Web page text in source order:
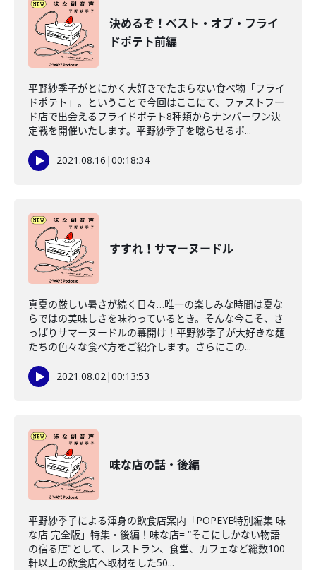
決めるぞ！ベスト・オブ・フライ
ドポテト前編
平野紗季子がとにかく大好きでたまらない食べ物「フライ
ドポテト」。ということで今回はここにて、ファストフー
ド店で出会えるフライドポテト8種類からナンバーワン決
定戦を開催いたします。平野紗季子を唸らせるポ...
2021.08.16 |00:18:34
すすれ！サマーヌードル
真夏の厳しい暑さが続く日々…唯一の楽しみな時間は夏な
らではの美味しさを味わっているとき。そんな今こそ、さ
っぱりサマーヌードルの幕開け！平野紗季子が大好きな麺
たちの色々な食べ方をご紹介します。さらにこの...
2021.08.02|00:13:53
味な店の話・後編
平野紗季子による渾身の飲食店案内「POPEYE特別編集 味
な店 完全版」特集・後編！味な店= “そこにしかない物語
の宿る店"として、レストラン、食堂、カフェなど総数100
軒以上の飲食店へ取材をした50...